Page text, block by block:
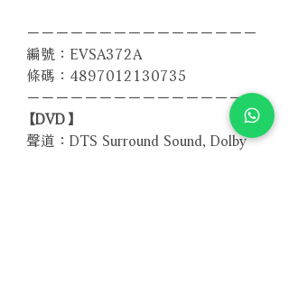
－－－－－－－－－－－－－－－－
編號：EVSA372A
條碼：4897012130735
－－－－－－－－－－－－－－－－
【DVD】
聲道：DTS Surround Sound, Dolby